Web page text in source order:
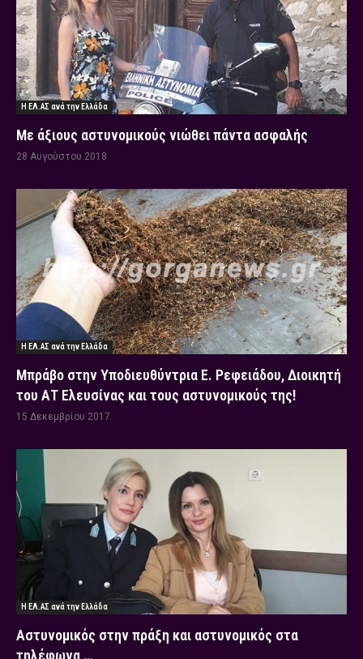
Η ΕΛ.ΑΣ ανά την Ελλάδα
Με άξιους αστυνομικούς νιώθει πάντα ασφαλής
28 Αυγούστου 2018
Η ΕΛ.ΑΣ ανά την Ελλάδα
Μπράβο στην Υποδιευθύντρια Ε. Ρεφειάδου, Διοικητή
του ΑΤ Ελευσίνας και τους αστυνομικούς της!
15 Δεκεμβρίου 2017
Η ΕΛ.ΑΣ ανά την Ελλάδα
Αστυνομικός στην πράξη και αστυνομικός στα
τηλέφωνα …